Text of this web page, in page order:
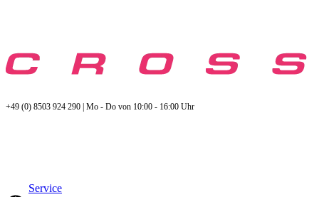
+49 (0) 8503 924 290 | Mo - Do von 10:00 - 16:00 Uhr
Service